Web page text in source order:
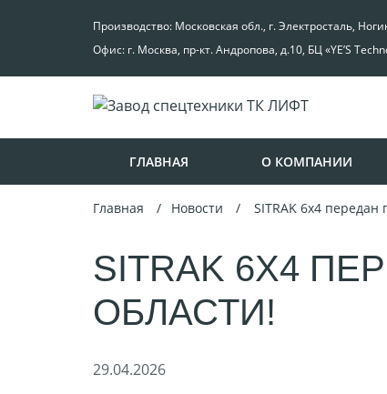
Производство: Московская обл., г. Электросталь,
Офис: г. Москва, пр-кт. Андропова, д.10, БЦ «YE’S
ГЛАВНАЯ О КОМПАНИИ
Главная Новости SITRAK 6х4
SITRAK 6Х4
ОБЛАСТИ!
29.04.2026